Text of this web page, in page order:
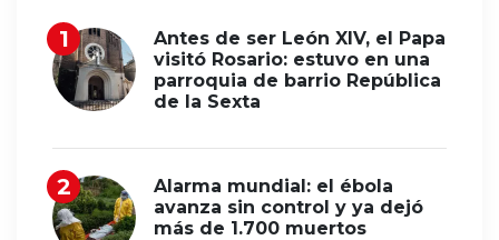
Antes de ser León XIV, el Papa
visitó Rosario: estuvo en una
parroquia de barrio República
de la Sexta
Alarma mundial: el ébola
avanza sin control y ya dejó
más de 1.700 muertos